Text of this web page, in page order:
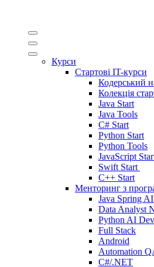
Курси
Стартові IT-курси
Кодерський
Колекція
Java Start
Java Tools
C# Start
Python Start
Python Tools
JavaScript
Swift Start
C++ Start
Менторинг з
Java Spring
Data Analyst
Python AI
Full Stack
Android
Automation
C#/.NET